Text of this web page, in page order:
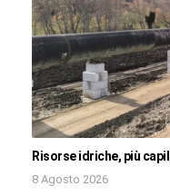
Risorse idriche, più
8 Agosto 2026